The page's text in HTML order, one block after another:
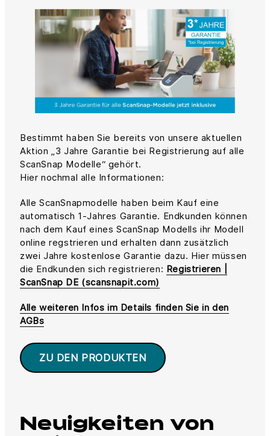
Bestimmt haben Sie bereits von unsere aktuellen
Aktion „3 Jahre Garantie bei Registrierung auf alle
ScanSnap Modelle“ gehört.
Hier nochmal alle Informationen:
Alle ScanSnapmodelle haben beim Kauf eine
automatisch 1-Jahres Garantie. Endkunden können
nach dem Kauf eines ScanSnap Modells ihr Modell
online regstrieren und erhalten dann zusätzlich
zwei Jahre kostenlose Garantie dazu. Hier müssen
die Endkunden sich registrieren: Registrieren |
ScanSnap DE (scansnapit.com)
Alle weiteren Infos im Details finden Sie in den
AGBs
ZU DEN PRODUKTEN
Neuigkeiten von